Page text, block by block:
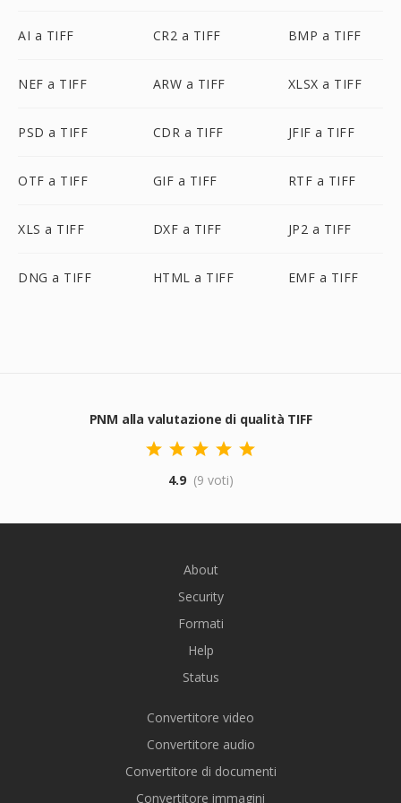
AI a TIFF CR2 a TIFF BMP a TIFF
NEF a TIFF ARW a TIFF XLSX a TIFF
PSD a TIFF CDR a TIFF JFIF a TIFF
OTF a TIFF GIF a TIFF RTF a TIFF
XLS a TIFF DXF a TIFF JP2 a TIFF
DNG a TIFF HTML a TIFF EMF a TIFF
PNM alla valutazione di qualità TIFF
4.9 (9 voti)
About
Security
Formati
Help
Status
Convertitore video
Convertitore audio
Convertitore di documenti
Convertitore immagini